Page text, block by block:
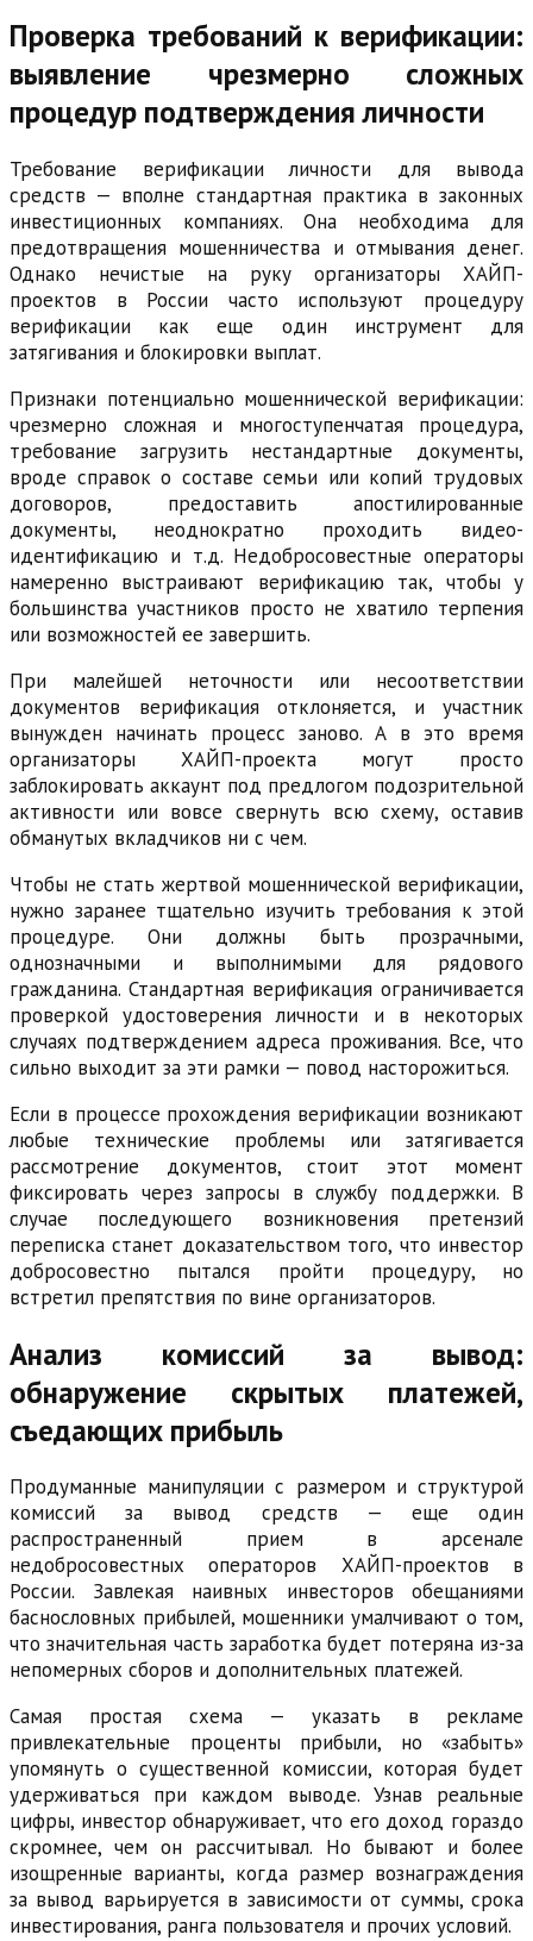
Проверка требований к верификации:
выявление чрезмерно сложных
процедур подтверждения личности
Требование верификации личности для вывода
средств — вполне стандартная практика в законных
инвестиционных компаниях. Она необходима для
предотвращения мошенничества и отмывания денег.
Однако нечистые на руку организаторы ХАЙП-
проектов в России часто используют процедуру
верификации как еще один инструмент для
затягивания и блокировки выплат.
Признаки потенциально мошеннической верификации:
чрезмерно сложная и многоступенчатая процедура,
требование загрузить нестандартные документы,
вроде справок о составе семьи или копий трудовых
договоров, предоставить апостилированные
документы, неоднократно проходить видео-
идентификацию и т.д. Недобросовестные операторы
намеренно выстраивают верификацию так, чтобы у
большинства участников просто не хватило терпения
или возможностей ее завершить.
При малейшей неточности или несоответствии
документов верификация отклоняется, и участник
вынужден начинать процесс заново. А в это время
организаторы ХАЙП-проекта могут просто
заблокировать аккаунт под предлогом подозрительной
активности или вовсе свернуть всю схему, оставив
обманутых вкладчиков ни с чем.
Чтобы не стать жертвой мошеннической верификации,
нужно заранее тщательно изучить требования к этой
процедуре. Они должны быть прозрачными,
однозначными и выполнимыми для рядового
гражданина. Стандартная верификация ограничивается
проверкой удостоверения личности и в некоторых
случаях подтверждением адреса проживания. Все, что
сильно выходит за эти рамки — повод насторожиться.
Если в процессе прохождения верификации возникают
любые технические проблемы или затягивается
рассмотрение документов, стоит этот момент
фиксировать через запросы в службу поддержки. В
случае последующего возникновения претензий
переписка станет доказательством того, что инвестор
добросовестно пытался пройти процедуру, но
встретил препятствия по вине организаторов.
Анализ комиссий за вывод:
обнаружение скрытых платежей,
съедающих прибыль
Продуманные манипуляции с размером и структурой
комиссий за вывод средств — еще один
распространенный прием в арсенале
недобросовестных операторов ХАЙП-проектов в
России. Завлекая наивных инвесторов обещаниями
баснословных прибылей, мошенники умалчивают о том,
что значительная часть заработка будет потеряна из-за
непомерных сборов и дополнительных платежей.
Самая простая схема — указать в рекламе
привлекательные проценты прибыли, но «забыть»
упомянуть о существенной комиссии, которая будет
удерживаться при каждом выводе. Узнав реальные
цифры, инвестор обнаруживает, что его доход гораздо
скромнее, чем он рассчитывал. Но бывают и более
изощренные варианты, когда размер вознаграждения
за вывод варьируется в зависимости от суммы, срока
инвестирования, ранга пользователя и прочих условий.